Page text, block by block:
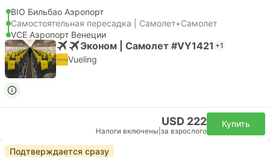
BIO Бильбао Аэропорт
Самостоятельная пересадка | Самолет+Самолет
VCE Аэропорт Венеции
Эконом | Самолет #VY1421 +1
Vueling
USD 222
Налоги включены за взрослого
Купить
Подтверждается сразу